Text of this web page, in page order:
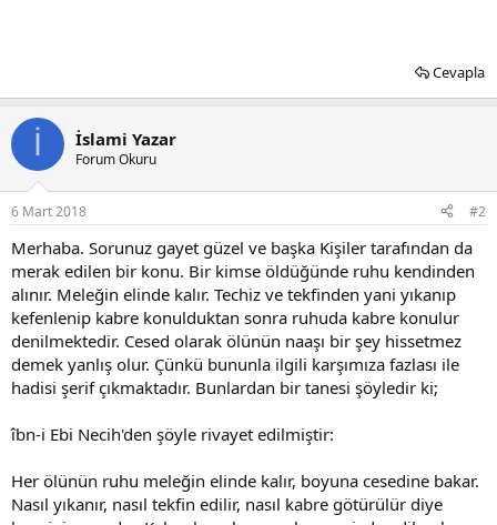
Cevapla
İ İslami Yazar
Forum Okuru
6 Mart 2018 #2
Merhaba. Sorunuz gayet güzel ve başka Kişiler tarafından da
merak edilen bir konu. Bir kimse öldüğünde ruhu kendinden
alınır. Meleğin elinde kalır. Techiz ve tekfinden yani yıkanıp
kefenlenip kabre konulduktan sonra ruhuda kabre konulur
denilmektedir. Cesed olarak ölünün naaşı bir şey hissetmez
demek yanlış olur. Çünkü bununla ilgili karşımıza fazlası ile
hadisi şerif çıkmaktadır. Bunlardan bir tanesi şöyledir ki;
îbn-i Ebi Necih'den şöyle rivayet edilmiştir:
Her ölünün ruhu meleğin elinde kalır, boyuna cesedine bakar.
Nasıl yıkanır, nasıl tekfin edilir, nasıl kabre götürülür diye